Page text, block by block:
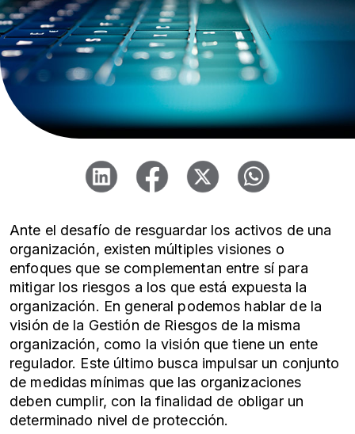
Ante el desafío de resguardar los activos de una
organización, existen múltiples visiones o
enfoques que se complementan entre sí para
mitigar los riesgos a los que está expuesta la
organización. En general podemos hablar de la
visión de la Gestión de Riesgos de la misma
organización, como la visión que tiene un ente
regulador. Este último busca impulsar un conjunto
de medidas mínimas que las organizaciones
deben cumplir, con la finalidad de obligar un
determinado nivel de protección.